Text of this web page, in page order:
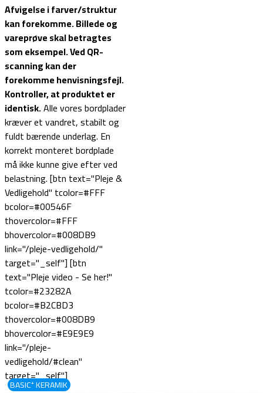
Afvigelse i farver/struktur
kan forekomme. Billede og
vareprøve skal betragtes
som eksempel.Ved QR-
scanning kan der
forekomme henvisningsfejl.
Kontroller, at produktet er
identisk.Alle vores bordplader
kræver et vandret, stabilt og
fuldt bærende underlag. En
korrekt monteret bordplade
må ikke kunne give efter ved
belastning. [btn text="Pleje &
Vedligehold" tcolor=#FFF
bcolor=#00546F
thovercolor=#FFF
bhovercolor=#008DB9
link="/pleje-vedligehold/"
target="_self"] [btn
text="Pleje video - Se her!"
tcolor=#23282A
bcolor=#B2CBD3
thovercolor=#008DB9
bhovercolor=#E9E9E9
link="/pleje-
vedligehold/#clean"
target="_self"]
BASIC⁺ KERAMIK